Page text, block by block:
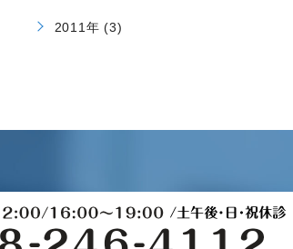
2011年 (3)